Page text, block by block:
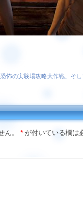
恐怖の実験場攻略大作戦、そ
ん。 * が付いている欄は